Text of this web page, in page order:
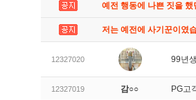
예전 행동에 나쁜 짓을
저는 예전에 사기꾼이였
12327020 99년
12327019 감○○ PG고